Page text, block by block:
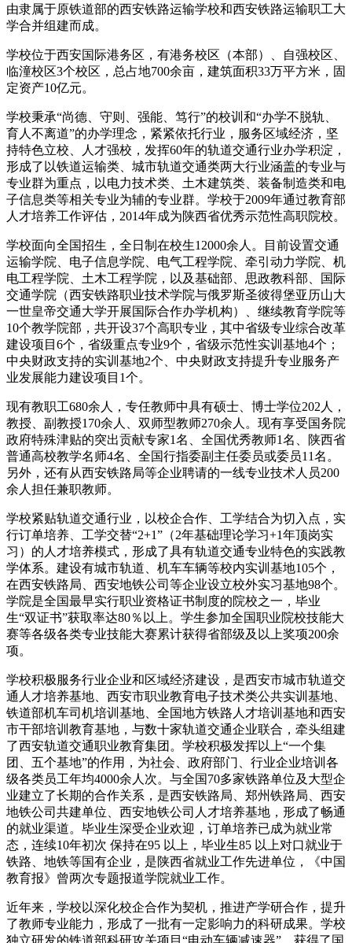
由隶属于原铁道部的西安铁路运输学校和西安铁路运输职工大
学合并组建而成。
学校位于西安国际港务区，有港务校区（本部）、自强校区、
临潼校区3个校区，总占地700余亩，建筑面积33万平方米，固
定资产10亿元。
学校秉承“尚德、守则、强能、笃行”的校训和“办学不脱轨、
育人不离道”的办学理念，紧紧依托行业，服务区域经济，坚
持特色立校、人才强校，发挥60年的轨道交通行业办学积淀，
形成了以铁道运输类、城市轨道交通类两大行业涵盖的专业与
专业群为重点，以电力技术类、土木建筑类、装备制造类和电
子信息类等相关专业为辅的专业群。学校于2009年通过教育部
人才培养工作评估，2014年成为陕西省优秀示范性高职院校。
学校面向全国招生，全日制在校生12000余人。目前设置交通
运输学院、电子信息学院、电气工程学院、牵引动力学院、机
电工程学院、土木工程学院，以及基础部、思政教科部、国际
交通学院（西安铁路职业技术学院与俄罗斯圣彼得堡亚历山大
一世皇帝交通大学开展国际合作办学机构）、继续教育学院等
10个教学院部，共开设37个高职专业，其中省级专业综合改革
建设项目6个，省级重点专业9个，省级示范性实训基地4个；
中央财政支持的实训基地2个、中央财政支持提升专业服务产
业发展能力建设项目1个。
现有教职工680余人，专任教师中具有硕士、博士学位202人，
教授、副教授170余人、双师型教师270余人。现有享受国务院
政府特殊津贴的突出贡献专家1名、全国优秀教师1名、陕西省
普通高校教学名师4名、全国行指委副主任委员或委员11名。
另外，还有从西安铁路局等企业聘请的一线专业技术人员200
余人担任兼职教师。
学校紧贴轨道交通行业，以校企合作、工学结合为切入点，实
行订单培养、工学交替“2+1”（2年基础理论学习+1年顶岗实
习）的人才培养模式，形成了具有轨道交通专业特色的实践教
学体系。建设有城市轨道、机车车辆等校内实训基地105个，
在西安铁路局、西安地铁公司等企业设立校外实习基地98个。
学院是全国最早实行职业资格证书制度的院校之一，毕业
生“双证书”获取率达80％以上。学生参加全国职业院校技能大
赛等各级各类专业技能大赛累计获得省部级及以上奖项200余
项。
学校积极服务行业企业和区域经济建设，是西安市城市轨道交
通人才培养基地、西安市职业教育电子技术类公共实训基地、
铁道部机车司机培训基地、全国地方铁路人才培训基地和西安
市干部培训教育基地，与数十家轨道交通企业联合，牵头组建
了西安轨道交通职业教育集团。学校积极发挥以上“一个集
团、五个基地”的作用，为社会、政府部门、行业企业培训各
级各类员工年均4000余人次。与全国70多家铁路单位及大型企
业建立了长期的合作关系，是西安铁路局、郑州铁路局、西安
地铁公司共建单位、西安地铁公司人才培养基地，形成了畅通
的就业渠道。毕业生深受企业欢迎，订单培养已成为就业常
态，连续10年初次 保持在95 以上，毕业生85 以上对口就业于
铁路、地铁等国有企业，是陕西省就业工作先进单位，《中国
教育报》曾两次专题报道学院就业工作。
近年来，学校以深化校企合作为契机，推进产学研合作，提升
了教师专业能力，形成了一批有一定影响力的科研成果。学校
独立研发的铁道部科研攻关项目“电动车辆减速器”，获得了国